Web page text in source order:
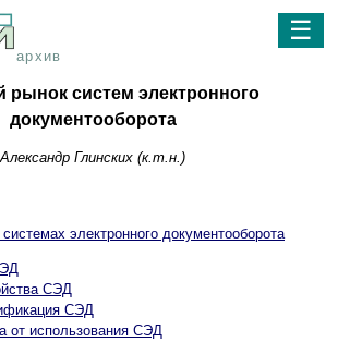
архив
☰
рынок систем электронного
документооборота
Александр Глинских (к.т.н.)
электронного документооборота
СЭД
СЭД
от использования СЭД